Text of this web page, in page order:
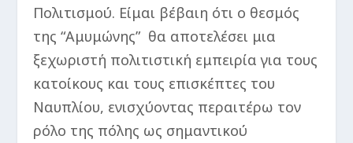
Πολιτισμού. Είμαι βέβαιη ότι ο θεσμός
της “Αμυμώνης” θα αποτελέσει μια
ξεχωριστή πολιτιστική εμπειρία για τους
κατοίκους και τους επισκέπτες του
Ναυπλίου, ενισχύοντας περαιτέρω τον
ρόλο της πόλης ως σημαντικού